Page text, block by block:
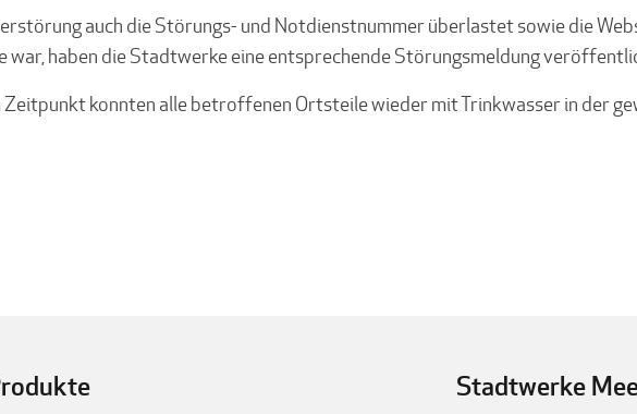
auch die Störungs- und Notdienstnummer überlastet sowie die
haben die Stadtwerke eine entsprechende Störungsmeldung
Zeitpunkt konnten alle betroffenen Ortsteile wieder mit Trinkwasser in der
Stadtwerke